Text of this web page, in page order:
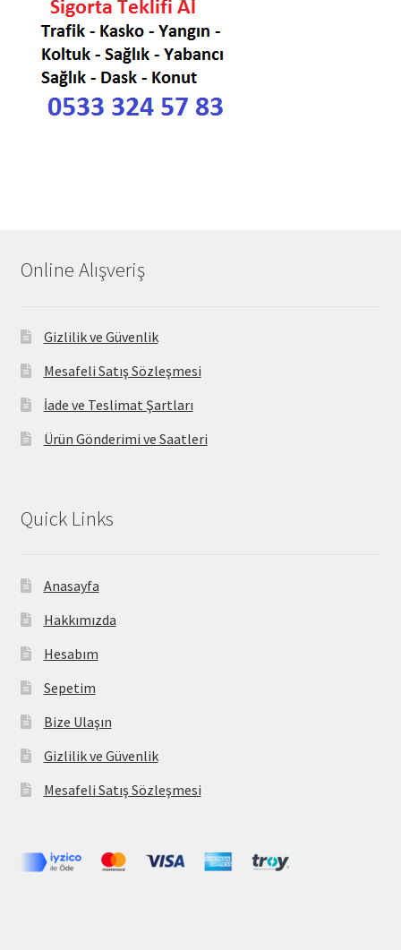
Online Alışveriş
Gizlilik ve Güvenlik
Mesafeli Satış Sözleşmesi
İade ve Teslimat Şartları
Ürün Gönderimi ve Saatleri
Quick Links
Anasayfa
Hakkımızda
Hesabım
Sepetim
Bize Ulaşın
Gizlilik ve Güvenlik
Mesafeli Satış Sözleşmesi